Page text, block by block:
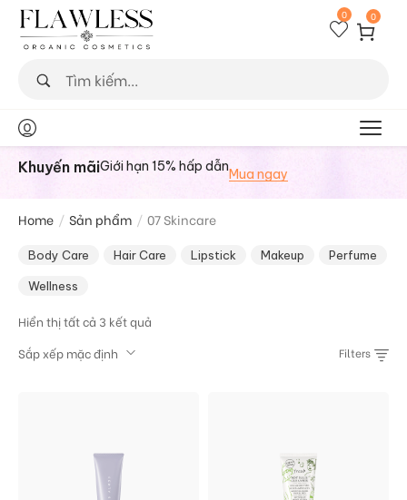
0 0
Khuyến mãiGiới hạn 15% hấp dẫn
Mua ngay
Home / Sản phẩm / 07 Skincare
Body Care Hair Care Lipstick Makeup Perfume
Wellness
Hiển thị tất cả 3 kết quả
Sắp xếp mặc định
Filters